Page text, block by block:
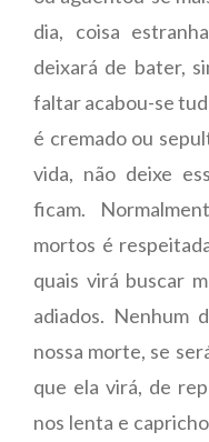
dia, coisa
deixará de bater,
faltar acabou-se
é cremado ou
vida, não deixe
ficam.
mortos é
quais virá buscar
adiados. Nenhum
nossa morte, se
que ela virá, de
nos lenta e